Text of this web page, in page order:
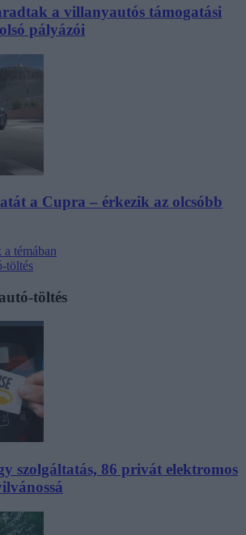
a villanyautós támogatási
pályázói
a Cupra – érkezik az olcsóbb
témában
töltés
töltés
szolgáltatás, 86 privát elektromos